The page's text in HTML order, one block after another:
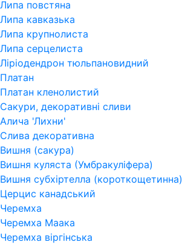
Липа повстяна
Липа кавказька
Липа крупнолиста
Липа серцелиста
Ліріодендрон тюльпановидний
Платан
Платан кленолистий
Сакури, декоративні сливи
Алича 'Лихни'
Слива декоративна
Вишня (сакура)
Вишня куляста (Умбракуліфера)
Вишня субхіртелла (короткощетинна)
Церцис канадський
Черемха
Черемха Маака
Черемха віргінська